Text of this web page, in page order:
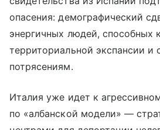
опасения: демографический
энергичных людей, способных
территориальной экспансии и
потрясениям.
Италия уже идет к
по «албанской модели» —